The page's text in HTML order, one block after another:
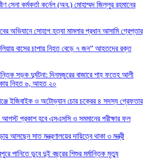
সেনা কর্মকর্তা কর্নেল (অব.) মোহাম্মদ জিল্লুর রহমানের
অভিযানে সোহাগ হত্যা মামলার প্রধান আসামি গ্রেপ্তার
বাসের চাপায় নিহত বেড়ে ৭ জন” আহতদের রক্ত
সড়ক দুর্ঘটনা: দিনমজুরের বাজারে শাহ্ ফতেহ আলী
নিহত ৬, আহত ২০
ইজিবাইক ও অটোভ্যান চোর চক্রের ৪ সদস্য গ্রেফতার
প্রকাশ হবে এসএসসি ও সমমানের পরীক্ষার ফল
আসছেন সাত মন্ত্রণালয়ের দায়িত্বে থাকা ৩ মন্ত্রী
পানিতে ডুবে দুই বছরের শিশুর মর্মান্তিক মৃত্যু